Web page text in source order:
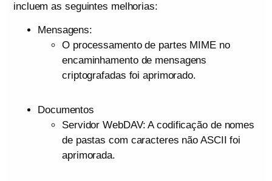
incluem as seguintes melhorias:
Mensagens:
O processamento de partes MIME no
encaminhamento de mensagens
criptografadas foi aprimorado.
Documentos
Servidor WebDAV: A codificação de nomes
de pastas com caracteres não ASCII foi
aprimorada.